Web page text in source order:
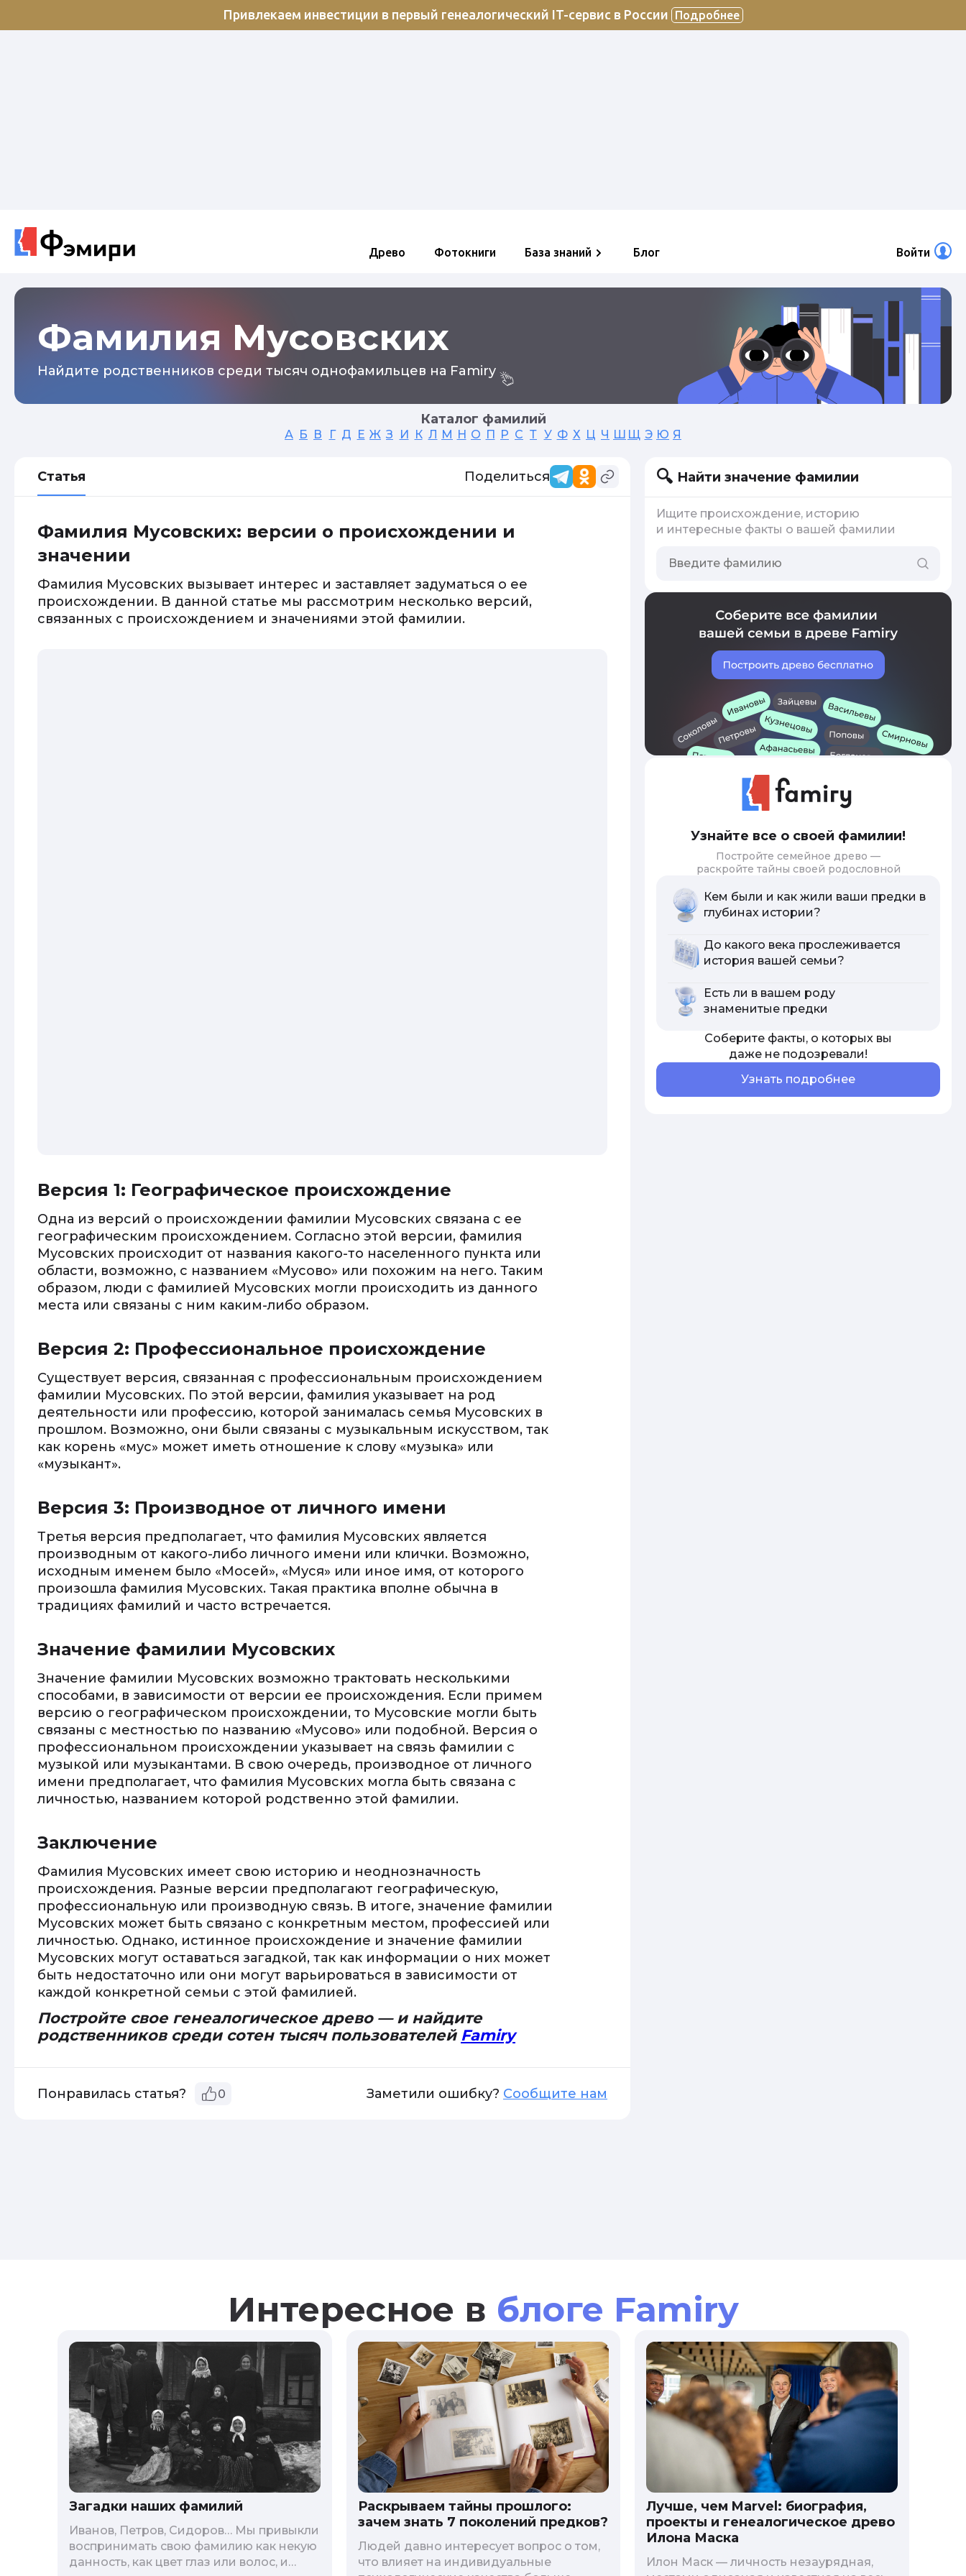
Привлекаем инвестиции в первый генеалогический IT-сервис в России Подробнее
Древо Фотокниги База знаний Блог Войти
Фамилия Мусовских
Найдите родственников среди тысяч однофамильцев на Famiry
Каталог фамилий
А Б В Г Д Е Ж З И К Л М Н О П Р С Т У Ф Х Ц Ч Ш Щ Э Ю Я
Статья Поделиться
Фамилия Мусовских: версии о происхождении и
значении
Фамилия Мусовских вызывает интерес и заставляет задуматься о ее
происхождении. В данной статье мы рассмотрим несколько версий,
связанных с происхождением и значениями этой фамилии.
Версия 1: Географическое происхождение
Одна из версий о происхождении фамилии Мусовских связана с ее
географическим происхождением. Согласно этой версии, фамилия
Мусовских происходит от названия какого-то населенного пункта или
области, возможно, с названием «Мусово» или похожим на него. Таким
образом, люди с фамилией Мусовских могли происходить из данного
места или связаны с ним каким-либо образом.
Версия 2: Профессиональное происхождение
Существует версия, связанная с профессиональным происхождением
фамилии Мусовских. По этой версии, фамилия указывает на род
деятельности или профессию, которой занималась семья Мусовских в
прошлом. Возможно, они были связаны с музыкальным искусством, так
как корень «мус» может иметь отношение к слову «музыка» или
«музыкант».
Версия 3: Производное от личного имени
Третья версия предполагает, что фамилия Мусовских является
производным от какого-либо личного имени или клички. Возможно,
исходным именем было «Мосей», «Муся» или иное имя, от которого
произошла фамилия Мусовских. Такая практика вполне обычна в
традициях фамилий и часто встречается.
Значение фамилии Мусовских
Значение фамилии Мусовских возможно трактовать несколькими
способами, в зависимости от версии ее происхождения. Если примем
версию о географическом происхождении, то Мусовские могли быть
связаны с местностью по названию «Мусово» или подобной. Версия о
профессиональном происхождении указывает на связь фамилии с
музыкой или музыкантами. В свою очередь, производное от личного
имени предполагает, что фамилия Мусовских могла быть связана с
личностью, названием которой родственно этой фамилии.
Заключение
Фамилия Мусовских имеет свою историю и неоднозначность
происхождения. Разные версии предполагают географическую,
профессиональную или производную связь. В итоге, значение фамилии
Мусовских может быть связано с конкретным местом, профессией или
личностью. Однако, истинное происхождение и значение фамилии
Мусовских могут оставаться загадкой, так как информации о них может
быть недостаточно или они могут варьироваться в зависимости от
каждой конкретной семьи с этой фамилией.
Постройте свое генеалогическое древо — и найдите
родственников среди сотен тысяч пользователей Famiry
Понравилась статья? 0 Заметили ошибку? Сообщите нам
Найти значение фамилии
Ищите происхождение, историю
и интересные факты о вашей фамилии
Узнайте все о своей фамилии!
Постройте семейное древо —
раскройте тайны своей родословной
Кем были и как жили ваши предки в
глубинах истории?
До какого века прослеживается
история вашей семьи?
Есть ли в вашем роду
знаменитые предки
Соберите факты, о которых вы
даже не подозревали!
Узнать подробнее
Интересное в блоге Famiry
Загадки наших фамилий
Иванов, Петров, Сидоров… Мы привыкли
воспринимать свою фамилию как некую
данность, как цвет глаз или волос, и
Раскрываем тайны прошлого:
зачем знать 7 поколений предков?
Людей давно интересует вопрос о том,
что влияет на индивидуальные
Лучше, чем Marvel: биография,
проекты и генеалогическое древо
Илона Маска
Илон Маск — личность незаурядная,